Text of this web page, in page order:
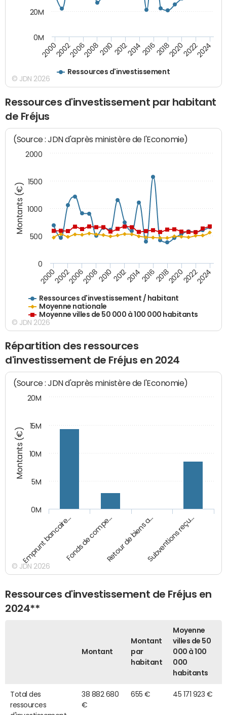
Ressources d'investissement
200020022006200820102012201420162018202020222024
0M
20M
© JDN 2026
Ressources d'investissement par habitant
de Fréjus
Montants (€)
(Source : JDN d'après ministère de l'Economie)
Ressources d'investissement / habitant
Moyenne nationale
Moyenne villes de 50 000 à 100 000 habitants
200020022006200820102012201420162018202020222024
0
500
1000
1500
2000
© JDN 2026
Répartition des ressources
d'investissement de Fréjus en 2024
Montants (€)
(Source : JDN d'après ministère de l'Economie)
Emprunt bancaire…Fonds de compe…Retour de biens a…Subventions reçu…
0M
5M
10M
15M
20M
© JDN 2026
Ressources d'investissement de Fréjus en
2024**
Montant
Montant
par
habitant
Moyenne
villes de 50
000 à 100
000
habitants
Total des
ressources
38 882 680
€
655 € 45 171 923 €